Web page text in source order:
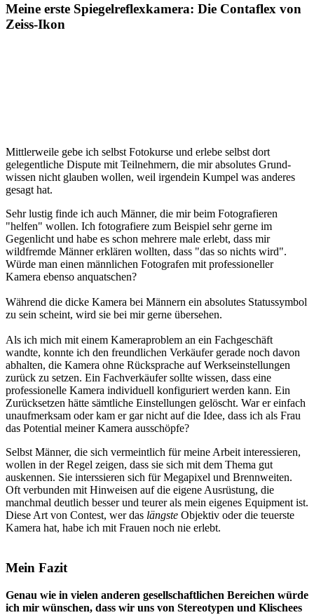
Meine erste Spiegelreflexkamera: Die Contaflex von
Zeiss-Ikon
Mittlerweile gebe ich selbst Fotokurse und erlebe selbst dort
gelegentliche Dispute mit Teilnehmern, die mir absolutes Grund­
wissen nicht glauben wollen, weil irgendein Kumpel was anderes
gesagt hat.
Sehr lustig finde ich auch Männer, die mir beim Fotografieren
"helfen" wollen. Ich fotografiere zum Beispiel sehr gerne im
Gegenlicht und habe es schon mehrere male erlebt, dass mir
wildfremde Männer erklären wollten, dass "das so nichts wird".
Würde man einen männlichen Fotografen mit professioneller
Kamera ebenso anquatschen?
Während die dicke Kamera bei Männern ein absolutes Statussymbol
zu sein scheint, wird sie bei mir gerne übersehen.
Als ich mich mit einem Kamera­problem an ein Fach­geschäft
wandte, konnte ich den freundlichen Verkäufer gerade noch davon
abhalten, die Kamera ohne Rücksprache auf Werkseinstellungen
zurück zu setzen. Ein Fachverkäufer sollte wissen, dass eine
professionelle Kamera individuell konfiguriert werden kann. Ein
Zurücksetzen hätte sämtliche Einstellungen gelöscht. War er einfach
unaufmerksam oder kam er gar nicht auf die Idee, dass ich als Frau
das Potential meiner Kamera ausschöpfe?
Selbst Männer, die sich vermeintlich für meine Arbeit interessieren,
wollen in der Regel zeigen, dass sie sich mit dem Thema gut
auskennen. Sie interssieren sich für Megapixel und Brennweiten.
Oft verbunden mit Hinweisen auf die eigene Ausrüstung, die
manchmal deutlich besser und teurer als mein eigenes Equipment ist.
Diese Art von Contest, wer das längste Objektiv oder die teuerste
Kamera hat, habe ich mit Frauen noch nie erlebt.
Mein Fazit
Genau wie in vielen anderen gesellschaftlichen Bereichen würde
ich mir wünschen, dass wir uns von Stereotypen und Klischees